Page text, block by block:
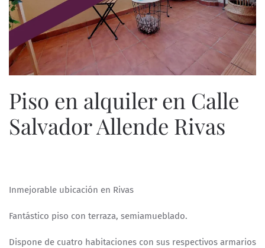
Piso en alquiler en Calle
Salvador Allende Rivas
Inmejorable ubicación en Rivas
Fantástico piso con terraza, semiamueblado.
Dispone de cuatro habitaciones con sus respectivos armarios